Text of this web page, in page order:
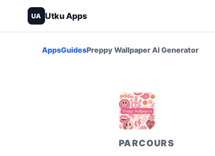
UA Utku Apps
AppsGuidesPreppy Wallpaper AI Generator
PARCOURS